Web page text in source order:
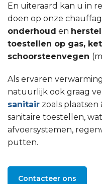
En uiteraard kan u in
doen op onze
onderhoud en
toestellen op gas,
schoorsteenvegen
Als ervaren
natuurlijk ook graag
sanitair zoals plaatsen
sanitaire toestellen,
afvoersystemen,
putten.
Contacteer ons